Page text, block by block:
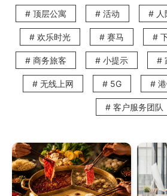
上期及按金
租约上会列明租客需在签约时缴付的按金及上期金
金。
业主及租客需负责的费用
一般而言，业主需缴付因单位结构问题的维修费用、
费用则包括水费、电费、煤气及网络等服务的费用，
纳入到租金中，无需额外支付。而业主提供的电器及
在租约上列明需要由哪一方负责，并在需要维修时
以上是一般短期租约内必具备的条款，惟每一个出租
份业主可能会额外加入其他细则，因此每份租约订明
关于短租租约的常见问题
我计划在香港短租一个月或以上
协议与一般私人住宅租约有什么
对于需要两、三个月短期租用的租客，选择The V服
# 顶层公寓 # 活动 # 人
# 欢乐时光 # 赛马 #
# 商务旅客 # 小提示 #
# 无线上网 # 5G #
# 客户服务团队